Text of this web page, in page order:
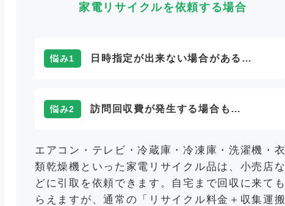
家電リサイクルを依頼する場合
悩み1 日時指定が出来ない場合がある…
悩み2 訪問回収費が発生する場合も…
エアコン・テレビ・冷蔵庫・冷凍庫・洗濯機・衣
類乾燥機といった家電リサイクル品は、小売店な
どに引取を依頼できます。自宅まで回収に来ても
らえますが、通常の「リサイクル料金＋収集運搬